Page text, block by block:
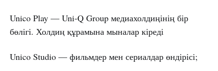
Unico Play — Uni-Q Group медиахолдиңінің бір
бөлігі. Холдиң құрамына мыналар кіреді
Unico Studio — фильмдер мен сериалдар өндірісі;